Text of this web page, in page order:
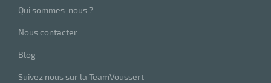
Qui sommes-nous ?
Nous contacter
Blog
Suivez nous sur la TeamVoussert